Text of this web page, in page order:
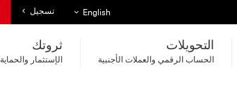
قائمة اللغات
English تسجيل
التحويلات
الحساب الرقمي والعملات الأجنبية
ثروتك
الإستثمار والحماية